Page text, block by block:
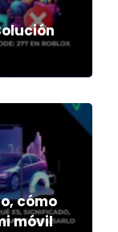
cómo
móvil